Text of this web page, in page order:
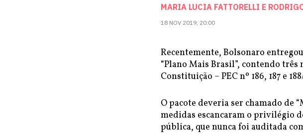
MARIA LUCIA FATTORELLI E
18 NOV 2019, 20:00
Recentemente, Bolsonaro
“Plano Mais Brasil”, contendo três
Constituição – PEC nº 186, 187 e
O pacote deveria ser chamado de
medidas escancaram o privilégio
pública, que nunca foi auditada